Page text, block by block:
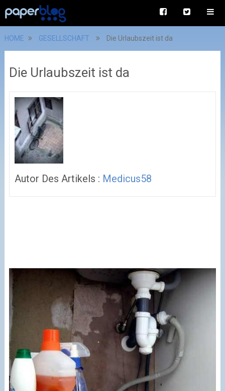
HOME GESELLSCHAFT Die Urlaubszeit ist da
Die Urlaubszeit ist da
Autor Des Artikels : Medicus58